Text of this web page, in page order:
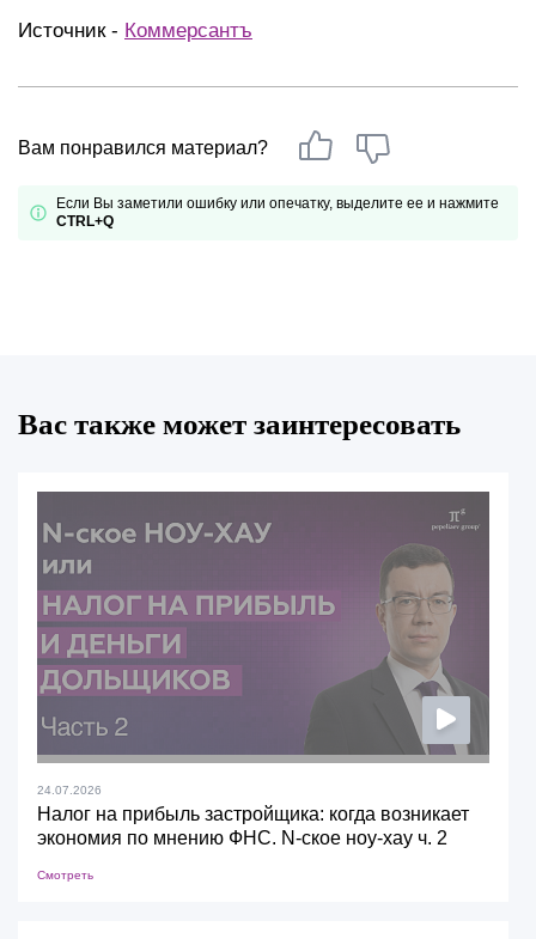
Источник - Коммерсантъ
Вам понравился материал?
Если Вы заметили ошибку или опечатку, выделите ее и нажмите
CTRL+Q
Вас также может заинтересовать
24.07.2026
Налог на прибыль застройщика: когда возникает
экономия по мнению ФНС. N-ское ноу-хау ч. 2
Смотреть